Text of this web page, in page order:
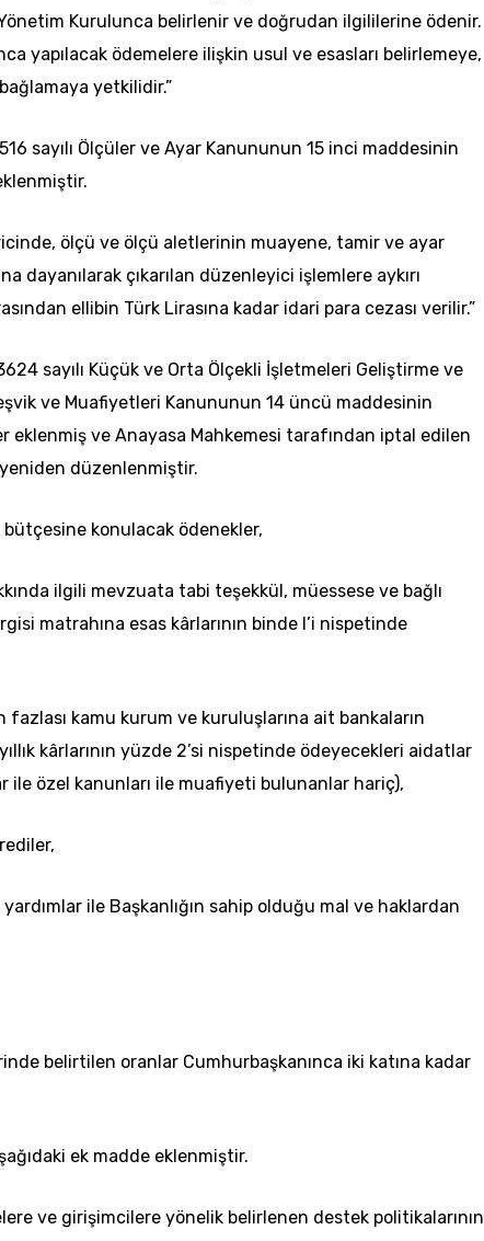
Yönetim Kurulunca belirlenir ve doğrudan ilgililerine ödenir.
yapılacak ödemelere ilişkin usul ve esasları belirlemeye,
yetkilidir.”
sayılı Ölçüler ve Ayar Kanununun 15 inci maddesinin
ölçü ve ölçü aletlerinin muayene, tamir ve ayar
dayanılarak çıkarılan düzenleyici işlemlere aykırı
ellibin Türk Lirasına kadar idari para cezası verilir.”
sayılı Küçük ve Orta Ölçekli İşletmeleri Geliştirme ve
ve Muafiyetleri Kanununun 14 üncü maddesinin
eklenmiş ve Anayasa Mahkemesi tarafından iptal edilen
yeniden düzenlenmiştir.
bütçesine konulacak ödenekler,
ilgili mevzuata tabi teşekkül, müessese ve bağlı
matrahına esas kârlarının binde l’i nispetinde
fazlası kamu kurum ve kuruluşlarına ait bankaların
kârlarının yüzde 2’si nispetinde ödeyecekleri aidatlar
ile özel kanunları ile muafiyeti bulunanlar hariç),
yardımlar ile Başkanlığın sahip olduğu mal ve haklardan
belirtilen oranlar Cumhurbaşkanınca iki katına kadar
ek madde eklenmiştir.
ve girişimcilere yönelik belirlenen destek politikalarının